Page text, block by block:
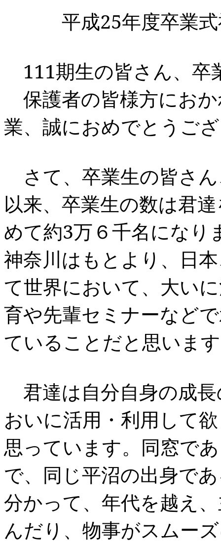
平成25年度卒業
111期生の皆さん、卒
保護者の皆様方にお
業、誠におめでとうご
さて、卒業生の皆さ
以来、卒業生の数は君
めて約3万６千名になり
神奈川はもとより、日
て世界において、大い
育や先輩セミナーなど
ていることだと思いま
君達は自分自身の成
おいに活用・利用して
思っています。同窓で
で、同じ平沼の出身で
分かって、年代を越え
んだり、物事がスムー